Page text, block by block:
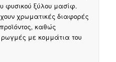
φυσικού ξύλου μασίφ.
χρωματικές διαφορές
καθώς
ρωγμές με κομμάτια του